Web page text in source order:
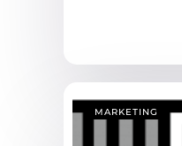
MARKETING